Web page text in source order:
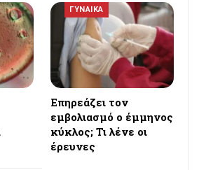
ΓΥΝΑΙΚΑ
Επηρεάζει τον
εμβολιασμό ο έμμηνος
κύκλος; Τι λένε οι
έρευνες